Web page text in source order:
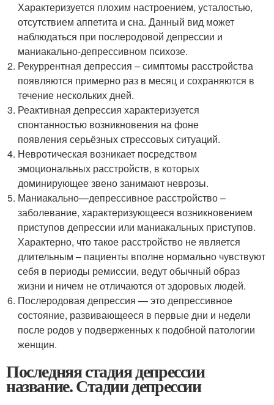
Характеризуется плохим настроением, усталостью,
отсутствием аппетита и сна. Данный вид может
наблюдаться при послеродовой депрессии и
маниакально-депрессивном психозе.
Рекуррентная депрессия – симптомы расстройства
появляются примерно раз в месяц и сохраняются в
течение нескольких дней.
Реактивная депрессия характеризуется
спонтанностью возникновения на фоне
появления серьёзных стрессовых ситуаций.
Невротическая возникает посредством
эмоциональных расстройств, в которых
доминирующее звено занимают неврозы.
Маниакально—депрессивное расстройство –
заболевание, характеризующееся возникновением
приступов депрессии или маниакальных приступов.
Характерно, что такое расстройство не является
длительным – пациенты вполне нормально чувствуют
себя в периоды ремиссии, ведут обычный образ
жизни и ничем не отличаются от здоровых людей.
Послеродовая депрессия — это депрессивное
состояние, развивающееся в первые дни и недели
после родов у подверженных к подобной патологии
женщин.
Последняя стадия депрессии
название. Стадии депрессии